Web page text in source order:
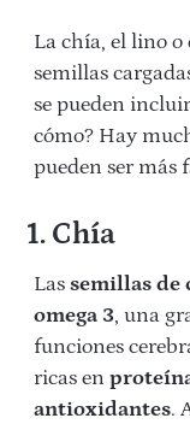
La chía, el lino o
semillas
se pueden
cómo? Hay
pueden ser más
1. Chía
Las semillas de
omega 3, una
funciones
ricas en
antioxidantes.